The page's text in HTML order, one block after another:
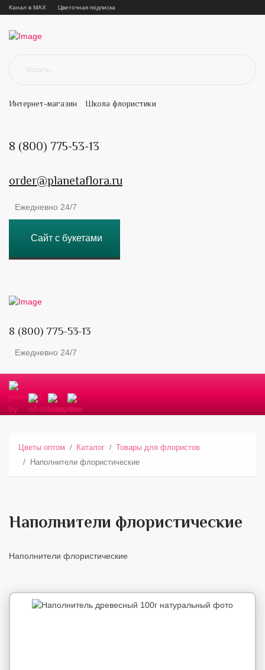
Канал в MAX Цветочная подписка
Интернет-магазин Школа флористики
8 (800) 775-53-13
order@planetaflora.ru
Ежедневно 24/7
Сайт с букетами
8 (800) 775-53-13
Ежедневно 24/7
Цветы оптом Каталог
Товары для флористов
Наполнители флористические
Наполнители флористические
Наполнители флористические